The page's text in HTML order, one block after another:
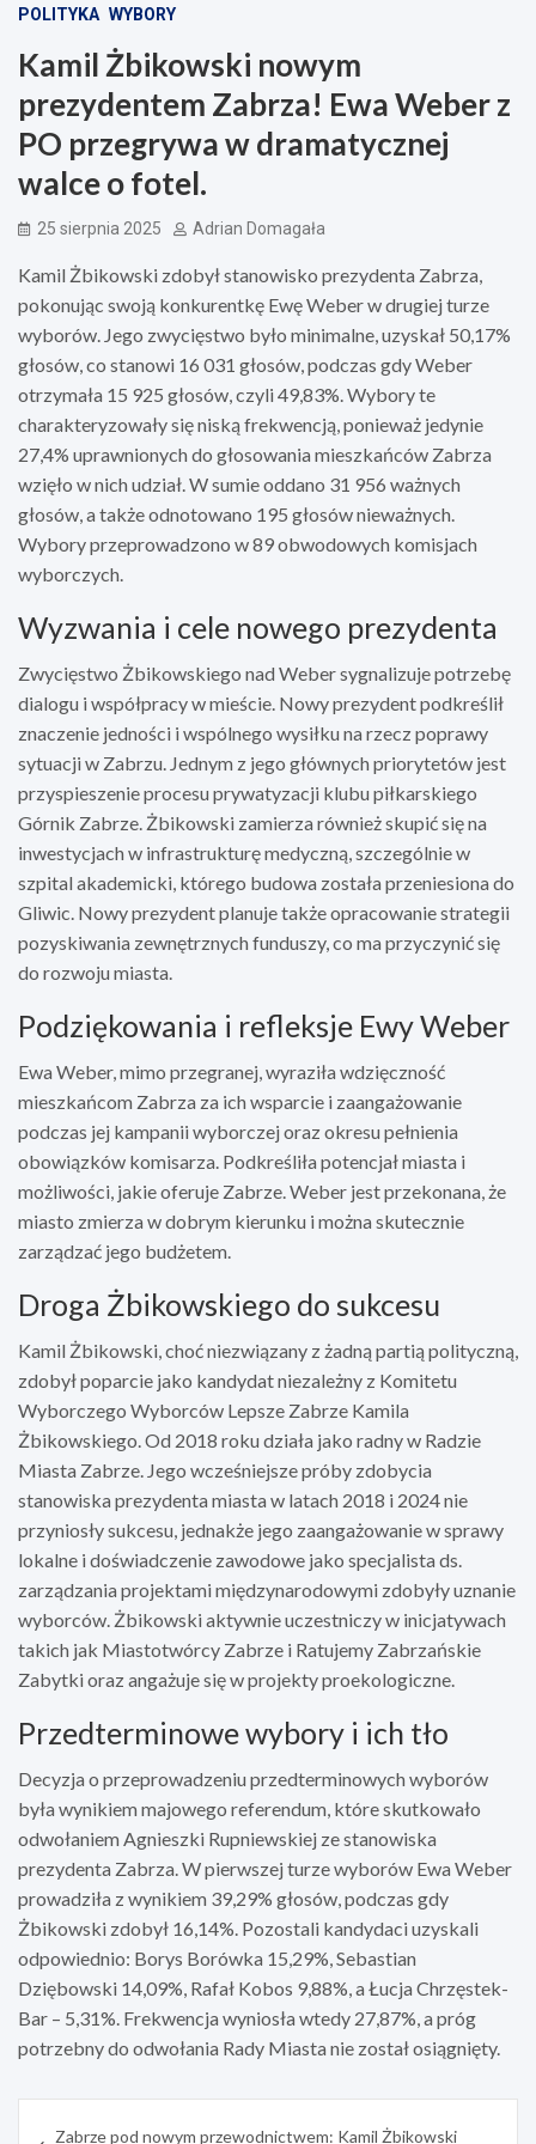
POLITYKA WYBORY
Kamil Żbikowski nowym
prezydentem Zabrza! Ewa Weber z
PO przegrywa w dramatycznej
walce o fotel.
25 sierpnia 2025 Adrian Domagała
Kamil Żbikowski zdobył stanowisko prezydenta Zabrza,
pokonując swoją konkurentkę Ewę Weber w drugiej turze
wyborów. Jego zwycięstwo było minimalne, uzyskał 50,17%
głosów, co stanowi 16 031 głosów, podczas gdy Weber
otrzymała 15 925 głosów, czyli 49,83%. Wybory te
charakteryzowały się niską frekwencją, ponieważ jedynie
27,4% uprawnionych do głosowania mieszkańców Zabrza
wzięło w nich udział. W sumie oddano 31 956 ważnych
głosów, a także odnotowano 195 głosów nieważnych.
Wybory przeprowadzono w 89 obwodowych komisjach
wyborczych.
Wyzwania i cele nowego prezydenta
Zwycięstwo Żbikowskiego nad Weber sygnalizuje potrzebę
dialogu i współpracy w mieście. Nowy prezydent podkreślił
znaczenie jedności i wspólnego wysiłku na rzecz poprawy
sytuacji w Zabrzu. Jednym z jego głównych priorytetów jest
przyspieszenie procesu prywatyzacji klubu piłkarskiego
Górnik Zabrze. Żbikowski zamierza również skupić się na
inwestycjach w infrastrukturę medyczną, szczególnie w
szpital akademicki, którego budowa została przeniesiona do
Gliwic. Nowy prezydent planuje także opracowanie strategii
pozyskiwania zewnętrznych funduszy, co ma przyczynić się
do rozwoju miasta.
Podziękowania i refleksje Ewy Weber
Ewa Weber, mimo przegranej, wyraziła wdzięczność
mieszkańcom Zabrza za ich wsparcie i zaangażowanie
podczas jej kampanii wyborczej oraz okresu pełnienia
obowiązków komisarza. Podkreśliła potencjał miasta i
możliwości, jakie oferuje Zabrze. Weber jest przekonana, że
miasto zmierza w dobrym kierunku i można skutecznie
zarządzać jego budżetem.
Droga Żbikowskiego do sukcesu
Kamil Żbikowski, choć niezwiązany z żadną partią polityczną,
zdobył poparcie jako kandydat niezależny z Komitetu
Wyborczego Wyborców Lepsze Zabrze Kamila
Żbikowskiego. Od 2018 roku działa jako radny w Radzie
Miasta Zabrze. Jego wcześniejsze próby zdobycia
stanowiska prezydenta miasta w latach 2018 i 2024 nie
przyniosły sukcesu, jednakże jego zaangażowanie w sprawy
lokalne i doświadczenie zawodowe jako specjalista ds.
zarządzania projektami międzynarodowymi zdobyły uznanie
wyborców. Żbikowski aktywnie uczestniczy w inicjatywach
takich jak Miastotwórcy Zabrze i Ratujemy Zabrzańskie
Zabytki oraz angażuje się w projekty proekologiczne.
Przedterminowe wybory i ich tło
Decyzja o przeprowadzeniu przedterminowych wyborów
była wynikiem majowego referendum, które skutkowało
odwołaniem Agnieszki Rupniewskiej ze stanowiska
prezydenta Zabrza. W pierwszej turze wyborów Ewa Weber
prowadziła z wynikiem 39,29% głosów, podczas gdy
Żbikowski zdobył 16,14%. Pozostali kandydaci uzyskali
odpowiednio: Borys Borówka 15,29%, Sebastian
Dziębowski 14,09%, Rafał Kobos 9,88%, a Łucja Chrzęstek-
Bar – 5,31%. Frekwencja wyniosła wtedy 27,87%, a próg
potrzebny do odwołania Rady Miasta nie został osiągnięty.
Zabrze pod nowym przewodnictwem: Kamil Żbikowski